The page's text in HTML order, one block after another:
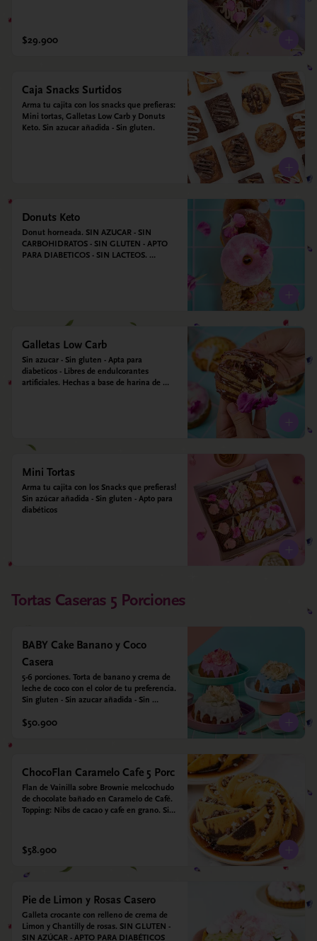
$29.900
Caja Snacks Surtidos
Arma tu cajita con los snacks que prefieras:
Mini tortas, Galletas Low Carb y Donuts
Keto. Sin azucar añadida - Sin gluten.
Donuts Keto
Donut horneada. SIN AZUCAR - SIN
CARBOHIDRATOS - SIN GLUTEN - APTO
PARA DIABETICOS - SIN LACTEOS.
Galletas Low Carb
Sin azucar - Sin gluten - Apta para
diabeticos - Libres de endulcorantes
artificiales. Hechas a base de harina de
Mini Tortas
Arma tu cajita con los Snacks que prefieras!
Sin azúcar añadida - Sin gluten - Apto para
diabéticos
Tortas Caseras 5 Porciones
BABY Cake Banano y Coco
Casera
5-6 porciones. Torta de banano y crema de
leche de coco con el color de tu preferencia.
Sin gluten - Sin azucar añadida - Sin
Lacteos
$50.900
ChocoFlan Caramelo Cafe 5 Porc
Flan de Vainilla sobre Brownie melcochudo
de chocolate bañado en Caramelo de Café.
Topping: Nibs de cacao y cafe en grano. Sin
$58.900
Pie de Limon y Rosas Casero
Galleta crocante con relleno de crema de
Limon y Chantilly de rosas. SIN GLUTEN -
SIN AZÚCAR - APTO PARA DIABÉTICOS